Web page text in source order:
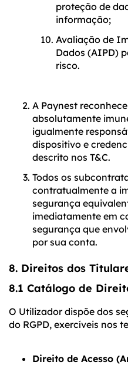
proteção de
informação;
Avaliação de
Dados (AIPD)
risco.
A Paynest
absolutamente
igualmente
dispositivo e
descrito nos T&C.
Todos os
contratualmente a
segurança
imediatamente em
segurança que
por sua conta.
8. Direitos dos
8.1 Catálogo de
O Utilizador dispõe dos
do RGPD, exercíveis nos
Direito de Acesso